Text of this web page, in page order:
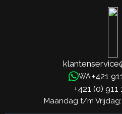
WA:+421
+421 (0)
Maandag t/m